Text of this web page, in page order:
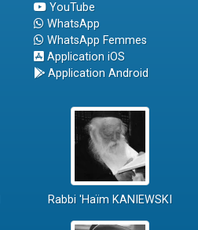
YouTube
WhatsApp
WhatsApp Femmes
Application iOS
Application Android
Rabbi 'Haïm KANIEWSKI